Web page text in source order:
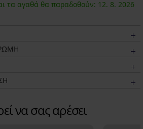
τα αγαθά θα παραδοθούν: 12. 8. 2026
να σας αρέσει